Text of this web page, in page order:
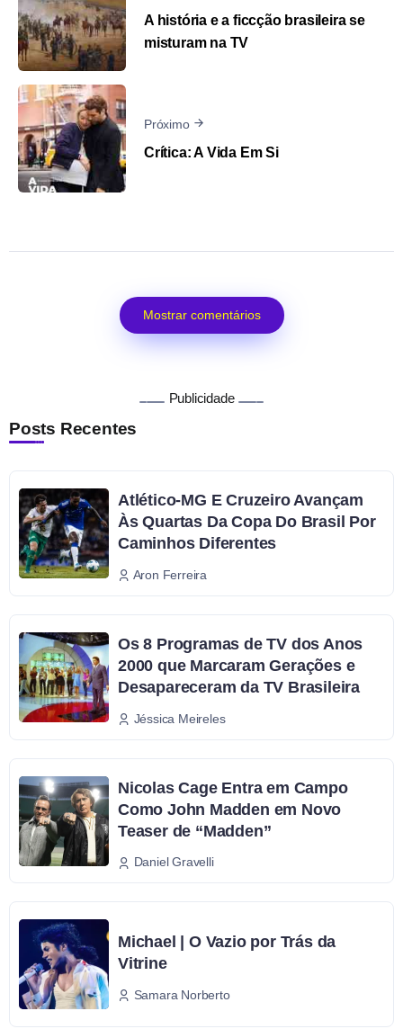
A história e a ficcção brasileira se
misturam na TV
Próximo
Crítica: A Vida Em Si
Mostrar comentários
Publicidade
Posts Recentes
Atlético-MG E Cruzeiro Avançam
Às Quartas Da Copa Do Brasil Por
Caminhos Diferentes
Aron Ferreira
Os 8 Programas de TV dos Anos
2000 que Marcaram Gerações e
Desapareceram da TV Brasileira
Jéssica Meireles
Nicolas Cage Entra em Campo
Como John Madden em Novo
Teaser de “Madden”
Daniel Gravelli
Michael | O Vazio por Trás da
Vitrine
Samara Norberto